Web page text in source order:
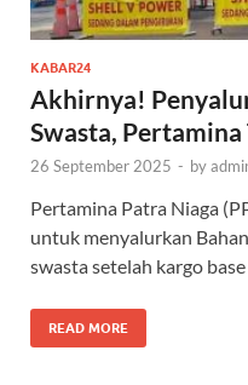
KABAR24
Akhirnya!
Swasta,
26 September 2025 - by
Pertamina Patra Niaga
untuk menyalurkan
swasta setelah kargo base
READ MORE